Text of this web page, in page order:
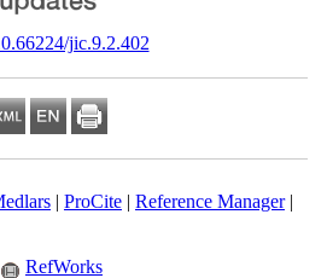
‎ 10.66224/jic.9.2.402
| Medlars| ProCite|Reference
Zotero RefWorks